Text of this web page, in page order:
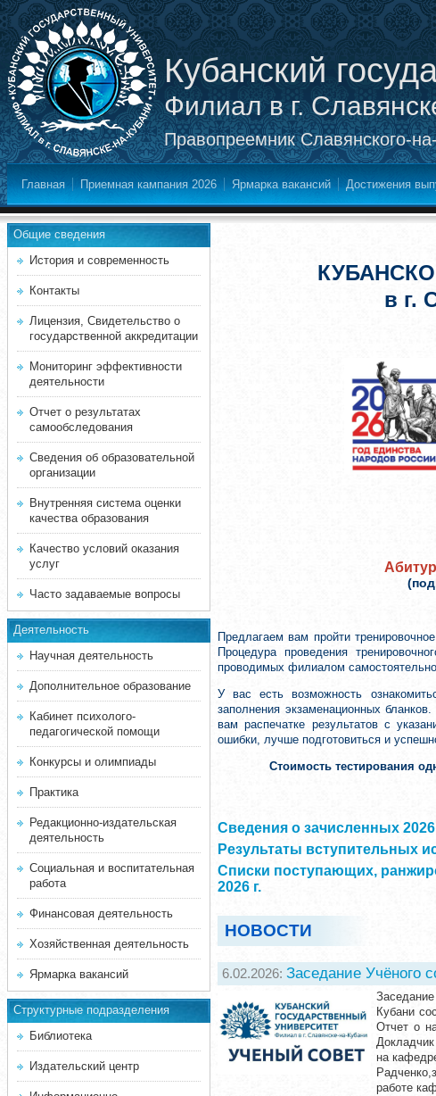
Кубанский
Филиал в г.
Правопреемник Славянского-на-
Главная Приемная кампания 2026 Ярмарка вакансий Достижения
Общие сведения
История и современность
Контакты
Лицензия, Свидетельство о
государственной аккредитации
Мониторинг эффективности
деятельности
Отчет о результатах
самообследования
Сведения об образовательной
организации
Внутренняя система оценки
качества образования
Качество условий оказания
услуг
Часто задаваемые вопросы
Деятельность
Научная деятельность
Дополнительное образование
Кабинет психолого-
педагогической помощи
Конкурсы и олимпиады
Практика
Редакционно-издательская
деятельность
Социальная и воспитательная
работа
Финансовая деятельность
Хозяйственная деятельность
Ярмарка вакансий
Структурные подразделения
Библиотека
Издательский центр
в г.
Предлагаем вам пройти
Процедура проведения
проводимых филиалом
У вас есть возможность
заполнения экзаменационных
вам распечатке результатов с
ошибки, лучше подготовиться и
Стоимость тестирования
Сведения о зачисленных 2026
Результаты вступительных
Списки поступающих,
2026 г.
НОВОСТИ
6.02.2026: Заседание Учёного
Кубани
Отчет о
на
работе